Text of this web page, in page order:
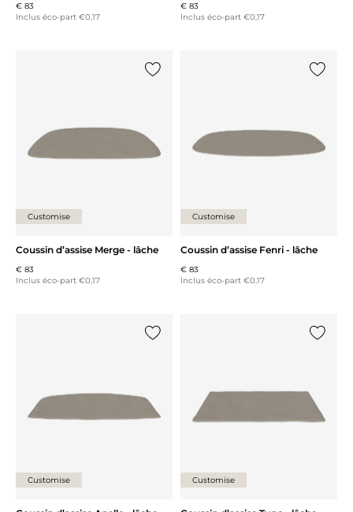
€ 83
Inclus éco-part €0,17
€ 83
Inclus éco-part €0,17
Customise
Coussin d’assise Merge - lâche
€ 83
Inclus éco-part €0,17
Customise
Coussin d’assise Fenri - lâche
€ 83
Inclus éco-part €0,17
Customise Customise